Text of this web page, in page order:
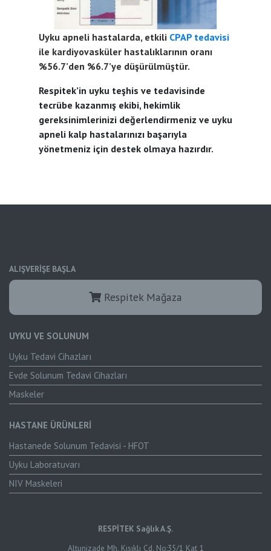
Uyku apneli hastalarda, etkili CPAP tedavisi
ile kardiyovasküler hastalıklarının oranı
%56.7’den %6.7’ye düşürülmüştür.
Respitek’in uyku teşhis ve tedavisinde
tecrübe kazanmış ekibi, hekimlik
gereksinimlerinizi değerlendirmeniz ve uyku
apneli kalp hastalarınızı başarıyla
yönetmeniz için destek olmaya hazırdır.
ALIŞVERİŞE BAŞLA
Respitek Mağaza
UYKU VE SOLUNUM
Uyku Tedavi Cihazları
Evde Solunum Tedavi Cihazları
Maskeler
HASTANE ÜRÜNLERİ
Hastanede Solunum Tedavisi - HFOT
Uyku Laboratuvarı
NIV Maskeleri
RESPİTEK Sağlık A.Ş.
Altunizade Mh. Kısıklı Cd. No:35/1 Kat 1